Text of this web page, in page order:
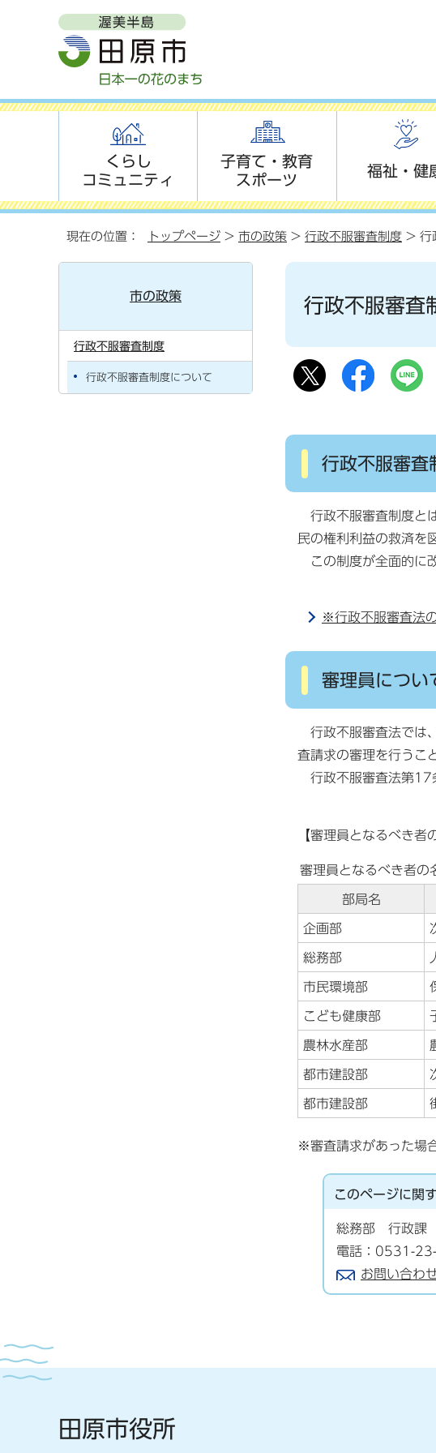
くらし
コミュニティ
子育て・教育
スポーツ
福祉・健
現在の位置： トップページ > 市の政策 > 行政不服審査制度 > 行
行政不服審査
行政不服審査
行政不服審査制度と
民の権利利益の救済を
この制度が全面的に
※行政不服審査法
審理員につい
行政不服審査法では
査請求の審理を行うこ
行政不服審査法第17
【審理員となるべき者
審理員となるべき者の
部局名
企画部
総務部
市民環境部
こども健康部
農林水産部
都市建設部
都市建設部
※審査請求があった場
このページに関
総務部 行政課
電話：0531-
お問い合わ
市の政策
行政不服審査制度
行政不服審査制度について
田原市役所